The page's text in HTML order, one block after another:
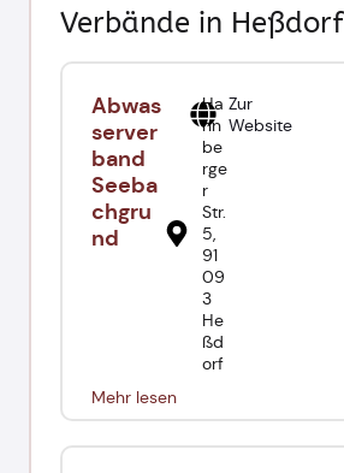
Verbände in Heßdorf
Abwas
server
band
Seeba
chgru
nd
Ha
nn
be
rge
r
Str.
5,
91
09
3
He
ßd
orf
Zur
Website
Mehr lesen